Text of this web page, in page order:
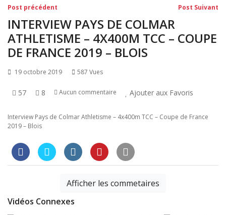
Navigation
de
l’article
Post précédent Post Suivant
INTERVIEW PAYS DE COLMAR
ATHLETISME – 4X400M TCC – COUPE
DE FRANCE 2019 – BLOIS
19 octobre 2019 587 Vues
57 8 Aucun commentaire Ajouter aux Favoris
Interview Pays de Colmar Athletisme – 4x400m TCC – Coupe de France
2019 – Blois
Afficher les commetaires
Vidéos Connexes